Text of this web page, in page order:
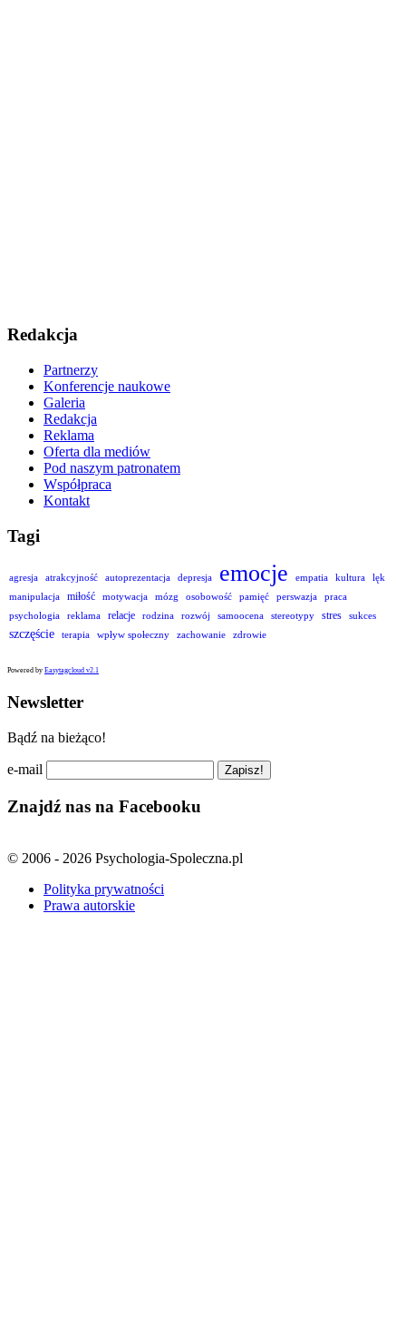
Redakcja
Partnerzy
Konferencje naukowe
Galeria
Redakcja
Reklama
Oferta dla mediów
Pod naszym patronatem
Współpraca
Kontakt
Tagi
agresja atrakcyjność autoprezentacja depresja emocje empatia kultura
lęk
manipulacja
miłość motywacja mózg osobowość pamięć perswazja
praca
psychologia
reklama relacje rodzina rozwój samoocena stereotypy stres sukces
szczęście terapia wpływ społeczny zachowanie zdrowie
Powered by Easytagcloud v2.1
Newsletter
Bądź na bieżąco!
e-mail
Znajdź nas na Facebooku
© 2006 - 2026 Psychologia-Spoleczna.pl
Polityka prywatności
Prawa autorskie